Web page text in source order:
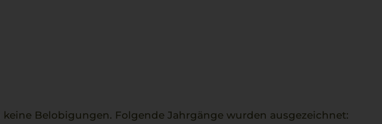
Belobigungen. Folgende Jahrgänge wurden ausgezeichnet: